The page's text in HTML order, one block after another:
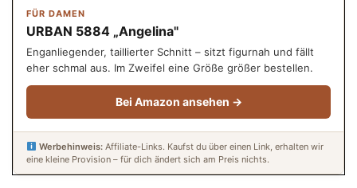
FÜR DAMEN
URBAN 5884 „Angelina"
Enganliegender, taillierter Schnitt – sitzt figurnah und fällt
eher schmal aus. Im Zweifel eine Größe größer bestellen.
Bei Amazon ansehen →
Werbehinweis:Affiliate-Links. Kaufst du über einen Link, erhalten wir
eine kleine Provision – für dich ändert sich am Preis nichts.